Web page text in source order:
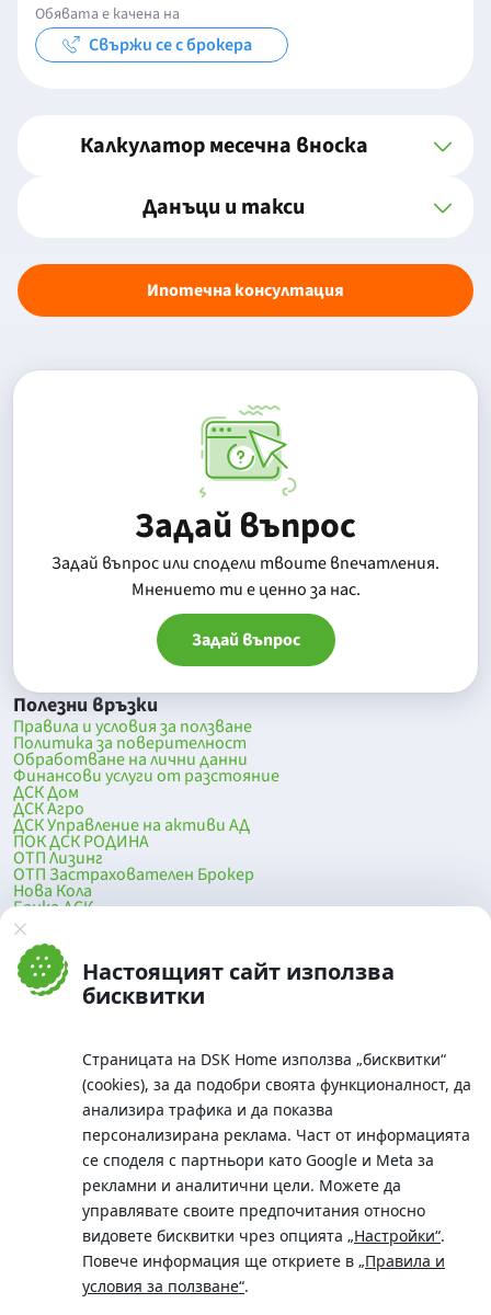
Настоящият сайт използва
бисквитки
Страницата на DSK Home използва „бисквитки“
(cookies), за да подобри своята функционалност, да
анализира трафика и да показва
персонализирана реклама. Част от информацията
се споделя с партньори като Google и Meta за
рекламни и аналитични цели. Можете да
управлявате своите предпочитания относно
видовете бисквитки чрез опцията „Настройки“.
Повече информация ще откриете в „Правила и
условия за ползване“.
Обявата е качена на
Свържи се с брокера
Калкулатор месечна вноска
Данъци и такси
Ипотечна консултация
Задай въпрос
Задай въпрос или сподели твоите впечатления.
Mнението ти е ценно за нас.
Задай въпрос
Полезни връзки
Правила и условия за ползване
Политика за поверителност
Обработване на лични данни
Финансови услуги от разстояние
ДСК Дом
ДСК Агро
ДСК Управление на активи АД
ПОК ДСК РОДИНА
ОТП Лизинг
ОТП Застрахователен Брокер
Нова Кола
Банка ДСК
DSK Mobile
Оферти за продажба от Банка ДСК
Клонова мрежа и банкомати
До началото на страницата
Телефон:
0700 10 375 / *2375
Московска No.19 / ул. Г. Бенковски No. 5, София 1036
SWIFT/BIC: